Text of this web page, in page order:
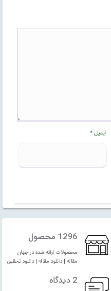
ایمیل*
1296 محصول
محصولات ارائه شده در جهان
مقاله | دانلود مقاله | دانلود تحقیق
2 دیدگاه